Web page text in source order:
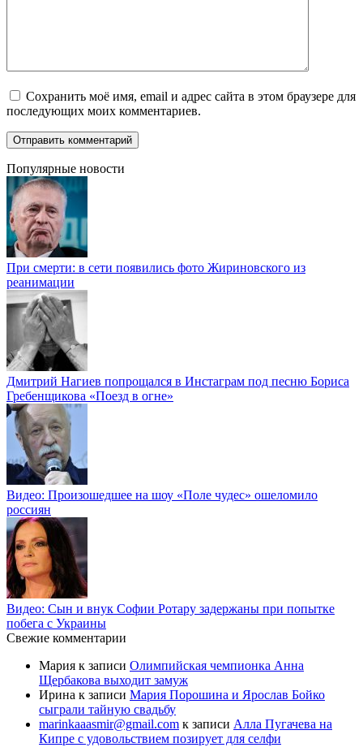
Сохранить моё имя, email и адрес сайта в этом браузере для
последующих моих комментариев.
Популярные новости
При смерти: в сети появились фото Жириновского из
реанимации
Дмитрий Нагиев попрощался в Инстаграм под песню Бориса
Гребенщикова «Поезд в огне»
Видео: Произошедшее на шоу «Поле чудес» ошеломило
россиян
Видео: Сын и внук Софии Ротару задержаны при попытке
побега с Украины
Свежие комментарии
Мария к записи Олимпийская чемпионка Анна
Щербакова выходит замуж
Ирина к записи Мария Порошина и Ярослав Бойко
сыграли тайную свадьбу
marinkaaasmir@gmail.com к записи Алла Пугачева на
Кипре с удовольствием позирует для селфи